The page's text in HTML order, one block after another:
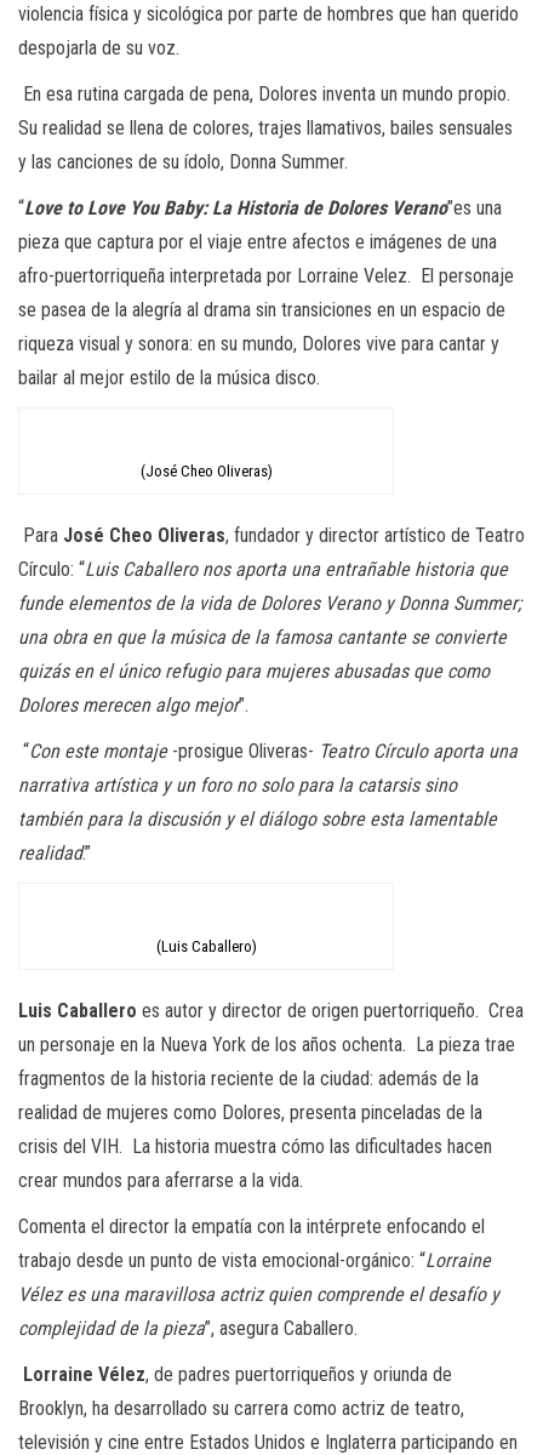
violencia física y sicológica por parte de hombres que han querido
despojarla de su voz.
En esa rutina cargada de pena, Dolores inventa un mundo propio.
Su realidad se llena de colores, trajes llamativos, bailes sensuales
y las canciones de su ídolo, Donna Summer.
“Love to Love You Baby: La Historia de Dolores Verano”es una
pieza que captura por el viaje entre afectos e imágenes de una
afro-puertorriqueña interpretada por Lorraine Velez. El personaje
se pasea de la alegría al drama sin transiciones en un espacio de
riqueza visual y sonora: en su mundo, Dolores vive para cantar y
bailar al mejor estilo de la música disco.
(José Cheo Oliveras)
Para José Cheo Oliveras, fundador y director artístico de Teatro
Círculo: “Luis Caballero nos aporta una entrañable historia que
funde elementos de la vida de Dolores Verano y Donna Summer;
una obra en que la música de la famosa cantante se convierte
quizás en el único refugio para mujeres abusadas que como
Dolores merecen algo mejor”.
“Con este montaje-prosigue Oliveras- Teatro Círculo aporta una
narrativa artística y un foro no solo para la catarsis sino
también para la discusión y el diálogo sobre esta lamentable
realidad.”
(Luis Caballero)
Luis Caballero es autor y director de origen puertorriqueño. Crea
un personaje en la Nueva York de los años ochenta. La pieza trae
fragmentos de la historia reciente de la ciudad: además de la
realidad de mujeres como Dolores, presenta pinceladas de la
crisis del VIH. La historia muestra cómo las dificultades hacen
crear mundos para aferrarse a la vida.
Comenta el director la empatía con la intérprete enfocando el
trabajo desde un punto de vista emocional-orgánico: “Lorraine
Vélez es una maravillosa actriz quien comprende el desafío y
complejidad de la pieza”, asegura Caballero.
Lorraine Vélez, de padres puertorriqueños y oriunda de
Brooklyn, ha desarrollado su carrera como actriz de teatro,
televisión y cine entre Estados Unidos e Inglaterra participando en